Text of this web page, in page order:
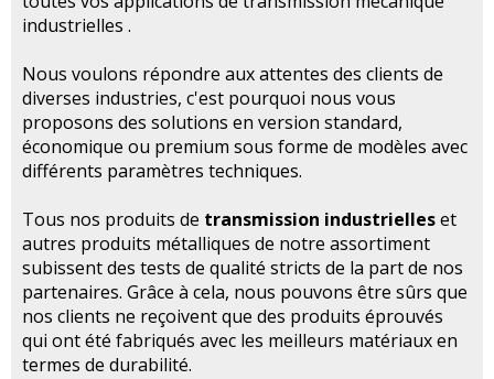
industrielles .
Nous voulons répondre aux attentes des clients de
diverses industries, c'est pourquoi nous vous
proposons des solutions en version standard,
économique ou premium sous forme de modèles avec
différents paramètres techniques.
Tous nos produits de transmission industrielleset
autres produits métalliques de notre assortiment
subissent des tests de qualité stricts de la part de nos
partenaires. Grâce à cela, nous pouvons être sûrs que
nos clients ne reçoivent que des produits éprouvés
qui ont été fabriqués avec les meilleurs matériaux en
termes de durabilité.